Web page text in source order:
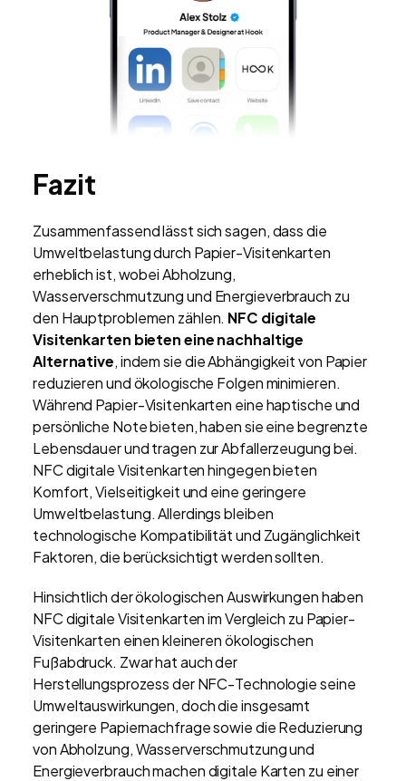
Fazit
Zusammenfassend lässt sich sagen, dass die
Umweltbelastung durch Papier-Visitenkarten
erheblich ist, wobei Abholzung,
Wasserverschmutzung und Energieverbrauch zu
den Hauptproblemen zählen. NFC digitale
Visitenkarten bieten eine nachhaltige
Alternative, indem sie die Abhängigkeit von Papier
reduzieren und ökologische Folgen minimieren.
Während Papier-Visitenkarten eine haptische und
persönliche Note bieten, haben sie eine begrenzte
Lebensdauer und tragen zur Abfallerzeugung bei.
NFC digitale Visitenkarten hingegen bieten
Komfort, Vielseitigkeit und eine geringere
Umweltbelastung. Allerdings bleiben
technologische Kompatibilität und Zugänglichkeit
Faktoren, die berücksichtigt werden sollten.
Hinsichtlich der ökologischen Auswirkungen haben
NFC digitale Visitenkarten im Vergleich zu Papier-
Visitenkarten einen kleineren ökologischen
Fußabdruck. Zwar hat auch der
Herstellungsprozess der NFC-Technologie seine
Umweltauswirkungen, doch die insgesamt
geringere Papiernachfrage sowie die Reduzierung
von Abholzung, Wasserverschmutzung und
Energieverbrauch machen digitale Karten zu einer